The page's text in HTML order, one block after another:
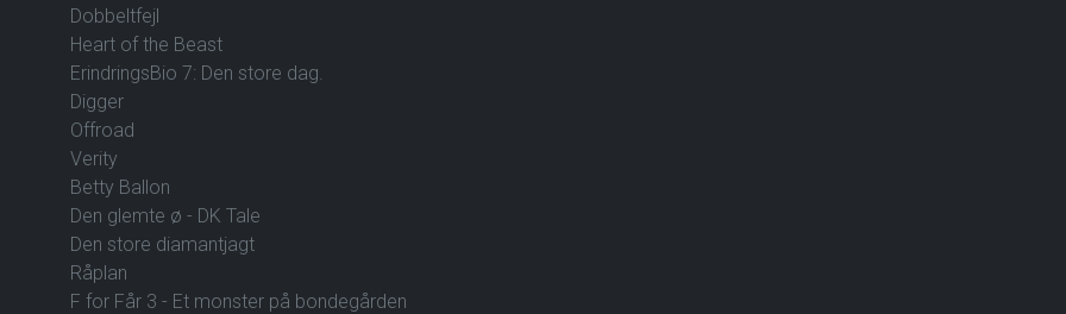
Dobbeltfejl
Heart of the Beast
ErindringsBio 7: Den store dag.
Digger
Offroad
Verity
Betty Ballon
Den glemte ø - DK Tale
Den store diamantjagt
Råplan
F for Får 3 - Et monster på bondegården